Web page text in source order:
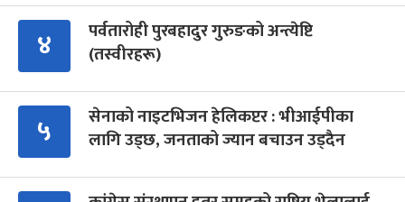
४
पर्वतारोही पुरबहादुर गुरुङको अन्त्येष्टि
(तस्वीरहरू)
५
सेनाको नाइटभिजन हेलिकप्टर : भीआईपीका
लागि उड्छ, जनताको ज्यान बचाउन उड्दैन